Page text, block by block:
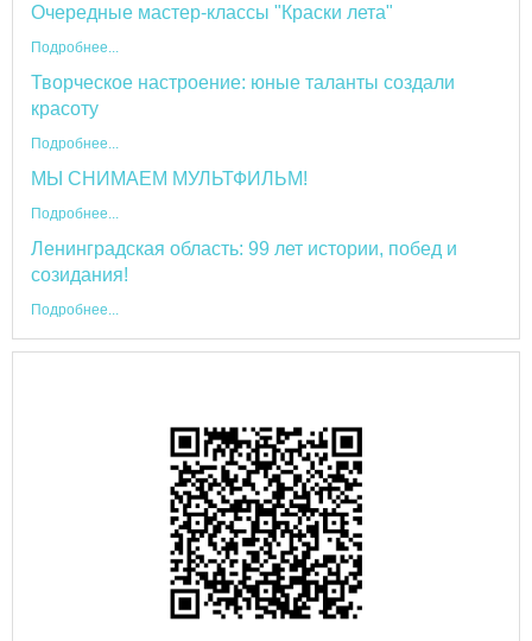
Очередные мастер-классы "Краски лета"
Подробнее...
Творческое настроение: юные таланты создали
красоту
Подробнее...
МЫ СНИМАЕМ МУЛЬТФИЛЬМ!
Подробнее...
Ленинградская область: 99 лет истории, побед и
созидания!
Подробнее...